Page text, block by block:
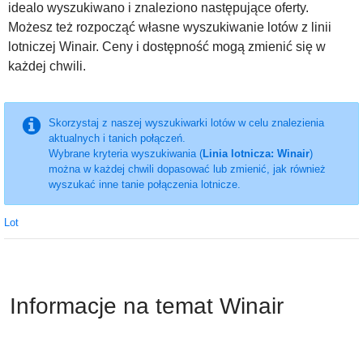
idealo wyszukiwano i znaleziono następujące oferty.
Możesz też rozpocząć własne wyszukiwanie lotów z linii
lotniczej Winair. Ceny i dostępność mogą zmienić się w
każdej chwili.
Skorzystaj z naszej wyszukiwarki lotów w celu znalezienia
aktualnych i tanich połączeń.
Wybrane kryteria wyszukiwania (Linia lotnicza: Winair)
można w każdej chwili dopasować lub zmienić, jak również
wyszukać inne tanie połączenia lotnicze.
Lot
Informacje na temat Winair